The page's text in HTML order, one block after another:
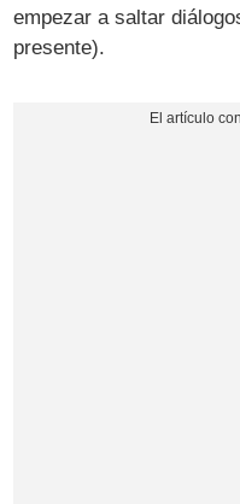
empezar a saltar
presente).